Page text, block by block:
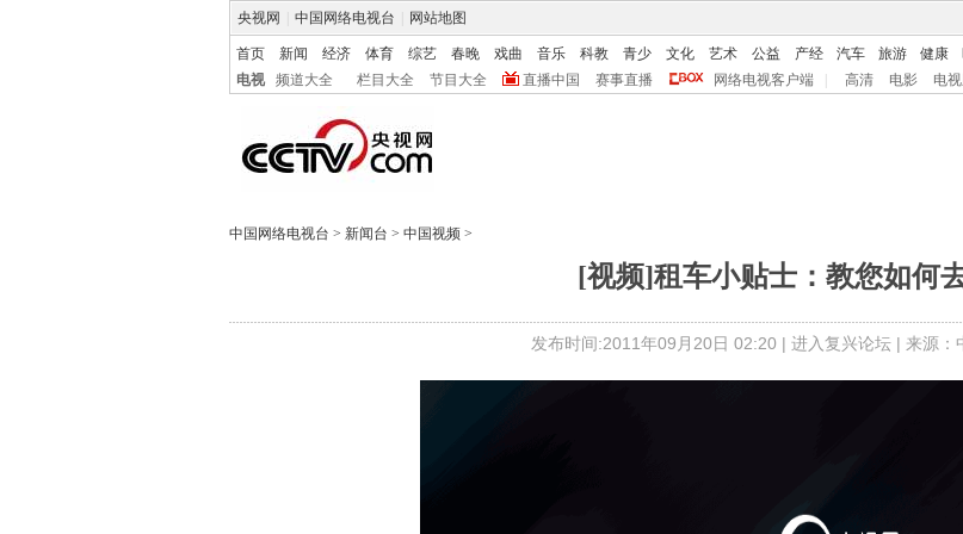
央视网 中国网络电视台 网站地图
首页 新闻 经济 体育 综艺 春晚 戏曲 音乐 科教 青少 文化 艺术 公益 产经 汽车 旅游 健康
电视
频道大全 栏目大全 节目大全 直播中国 赛事直播 网络电视客户端 高清 电影 电
中国网络电视台 > 新闻台 > 中国视频 >
[视频]租车小贴士：教您如何
发布时间:2011年09月20日 02:20 | 进入复兴论坛 | 来源：